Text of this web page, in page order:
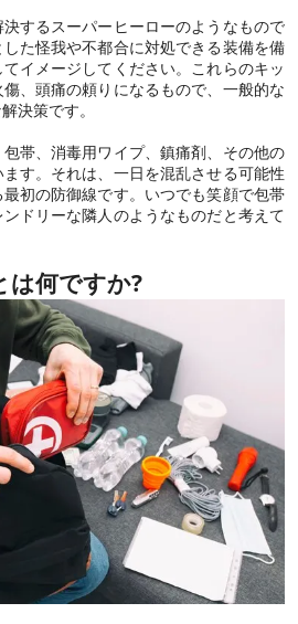
するスーパーヒーローのようなもので
た怪我や不都合に対処できる装備を備
イメージしてください。これらのキッ
、頭痛の頼りになるもので、一般的な
決策です。
帯、消毒用ワイプ、鎮痛剤、その他の
す。それは、一日を混乱させる可能性
初の防御線です。いつでも笑顔で包帯
ドリーな隣人のようなものだと考えて
は何ですか?